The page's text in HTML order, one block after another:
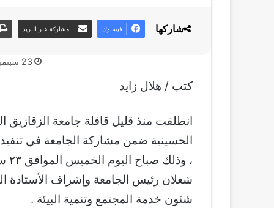
23 سبتمبر، 2021
كتب / هلال زايد
انطلقت منذ قليل قافلة جامعة الزقازيق
الحسينية ضمن مشاركة الجامعة في
شعلان رئيس الجامعة وإشراف الأستاذة
شئون خدمة المجتمع وتنمية البيئة .
شاركها فيسبوك مشاركة عبر البريد